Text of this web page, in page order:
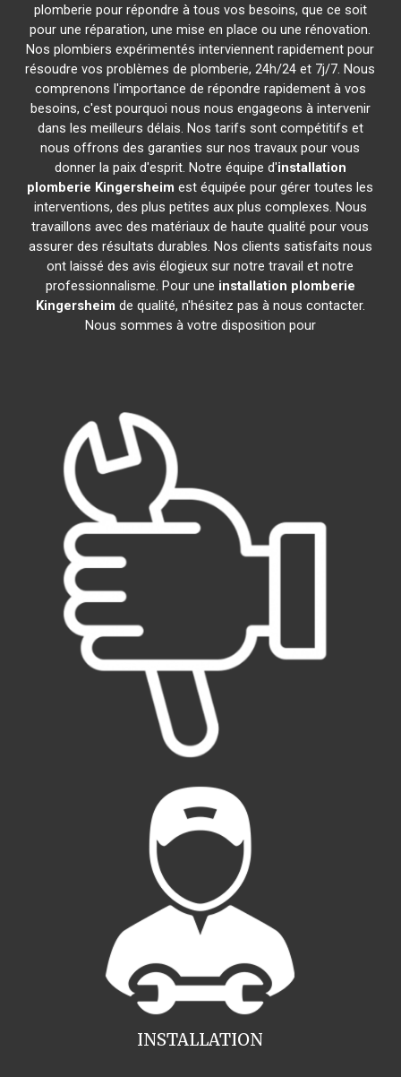
plomberie pour répondre à tous vos besoins, que ce soit
pour une réparation, une mise en place ou une rénovation.
Nos plombiers expérimentés interviennent rapidement pour
résoudre vos problèmes de plomberie, 24h/24 et 7j/7. Nous
comprenons l'importance de répondre rapidement à vos
besoins, c'est pourquoi nous nous engageons à intervenir
dans les meilleurs délais. Nos tarifs sont compétitifs et
nous offrons des garanties sur nos travaux pour vous
donner la paix d'esprit. Notre équipe d'installation
plomberie Kingersheim est équipée pour gérer toutes les
interventions, des plus petites aux plus complexes. Nous
travaillons avec des matériaux de haute qualité pour vous
assurer des résultats durables. Nos clients satisfaits nous
ont laissé des avis élogieux sur notre travail et notre
professionnalisme. Pour une installation plomberie
Kingersheim de qualité, n'hésitez pas à nous contacter.
Nous sommes à votre disposition pour
INSTALLATION